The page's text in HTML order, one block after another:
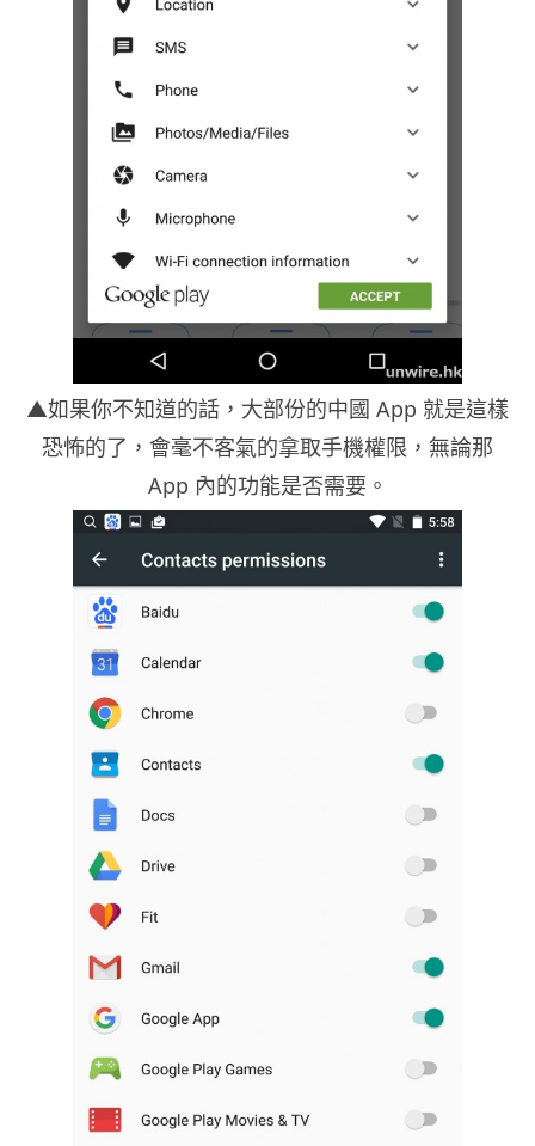
▲如果你不知道的話，大部份的中國 App 就是這樣
恐怖的了，會毫不客氣的拿取手機權限，無論那
App 內的功能是否需要。